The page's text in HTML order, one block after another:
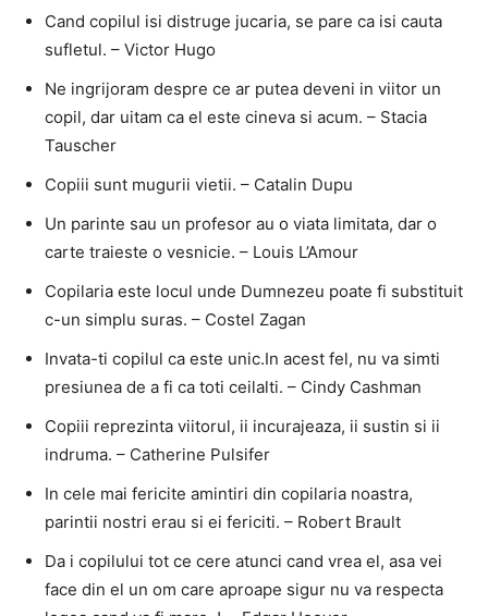
Cand copilul isi distruge jucaria, se pare ca isi cauta
sufletul. – Victor Hugo
Ne ingrijoram despre ce ar putea deveni in viitor un
copil, dar uitam ca el este cineva si acum. – Stacia
Tauscher
Copiii sunt mugurii vietii. – Catalin Dupu
Un parinte sau un profesor au o viata limitata, dar o
carte traieste o vesnicie. – Louis L’Amour
Copilaria este locul unde Dumnezeu poate fi substituit
c-un simplu suras. – Costel Zagan
Invata-ti copilul ca este unic.In acest fel, nu va simti
presiunea de a fi ca toti ceilalti. – Cindy Cashman
Copiii reprezinta viitorul, ii incurajeaza, ii sustin si ii
indruma. – Catherine Pulsifer
In cele mai fericite amintiri din copilaria noastra,
parintii nostri erau si ei fericiti. – Robert Brault
Da i copilului tot ce cere atunci cand vrea el, asa vei
face din el un om care aproape sigur nu va respecta